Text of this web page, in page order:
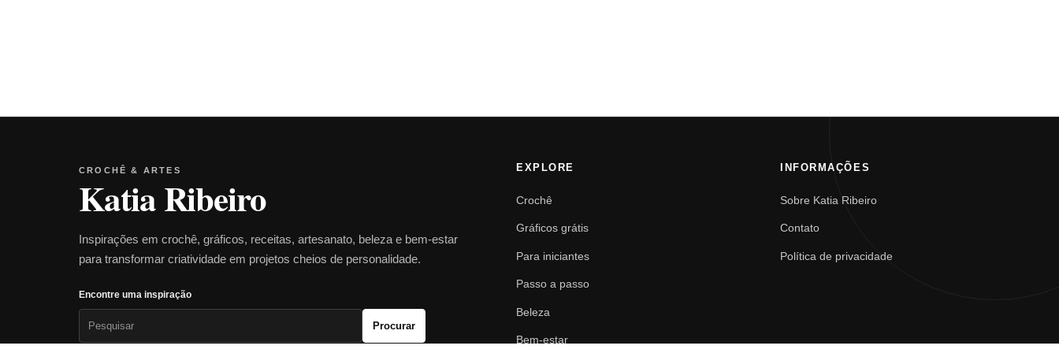
CROCHÊ & ARTES
Katia Ribeiro
Inspirações em crochê, gráficos, receitas, artesanato, beleza e bem-estar
para transformar criatividade em projetos cheios de personalidade.
Encontre uma inspiração
Procurar
EXPLORE
Crochê
Gráficos grátis
Para iniciantes
Passo a passo
Beleza
Bem-estar
INFORMAÇÕES
Sobre Katia Ribeiro
Contato
Política de privacidade